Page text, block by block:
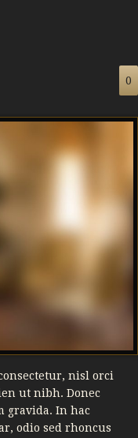
0
nisl orci
ut nibh. Donec
gravida. In hac
odio sed rhoncus